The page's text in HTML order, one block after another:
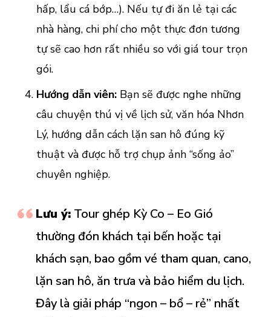
hấp, lẩu cá bớp…). Nếu tự đi ăn lẻ tại các
nhà hàng, chi phí cho một thực đơn tương
tự sẽ cao hơn rất nhiều so với giá tour trọn
gói.
Hướng dẫn viên:Bạn sẽ được nghe những
câu chuyện thú vị về lịch sử, văn hóa Nhơn
Lý, hướng dẫn cách lặn san hô đúng kỹ
thuật và được hỗ trợ chụp ảnh “sống ảo”
chuyên nghiệp.
Lưu ý: Tour ghép Kỳ Co – Eo Gió
thường đón khách tại bến hoặc tại
khách sạn, bao gồm vé tham quan, cano,
lặn san hô, ăn trưa và bảo hiểm du lịch.
Đây là giải pháp “ngon – bổ – rẻ” nhất